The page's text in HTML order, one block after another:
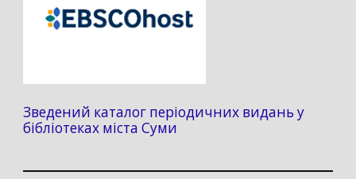
Зведений каталог періодичних видань у
бібліотеках міста Суми